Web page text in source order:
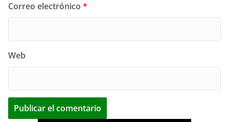
Correo electrónico *
Web